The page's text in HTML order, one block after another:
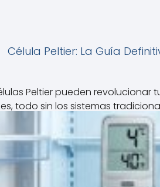
Célula Peltier: La Guía
Peltier pueden
todo sin los sistemas
Leer